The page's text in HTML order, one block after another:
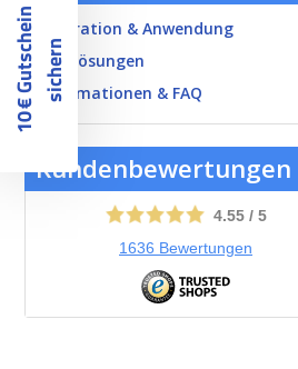
Inspiration & Anwendung
B2B Lösungen
Informationen & FAQ
Kundenbewertungen
4.55/ 5
1636 Bewertungen
1
0
€
G
u
t
s
c
h
e
i
n
s
i
c
h
e
r n